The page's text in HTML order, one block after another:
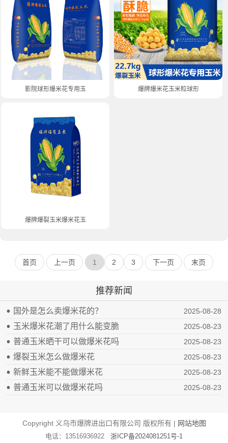
影院球形爆米花专用玉米22.7kg 爆牌爆米花玉米粒球形
爆牌爆裂玉米爆米花玉米22.7kg
首页 上一页 1 2 3 下一页 末页
推荐新闻
国外是怎么卖爆米花的？ 2025-08-28
玉米爆米花潮了用什么能变脆 2025-08-23
普通玉米晒干可以做爆米花吗 2025-08-23
爆裂玉米怎么做爆米花 2025-08-23
新鲜玉米能不能做爆米花 2025-08-23
普通玉米可以做爆米花吗 2025-08-23
Copyright 义乌市爆牌进出口有限公司 版权所有 | 网站地图
电话：13516936922 浙ICP备2024081251号-1